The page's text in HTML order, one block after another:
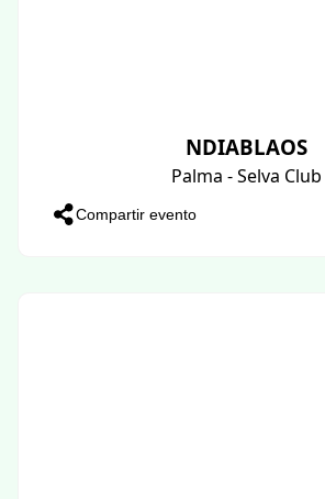
NDIABLAOS
Palma - Selva Club
Compartir evento